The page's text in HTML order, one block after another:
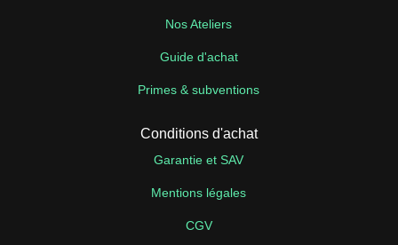
Nos Ateliers
Guide d'achat
Primes & subventions
Conditions d'achat
Garantie et SAV
Mentions légales
CGV